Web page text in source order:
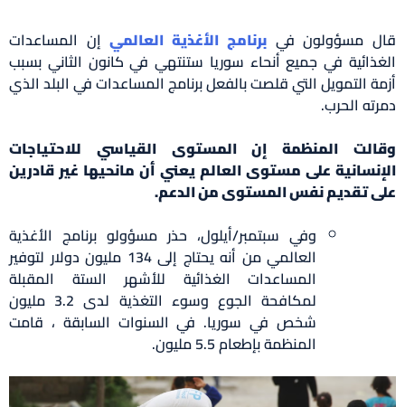
قال مسؤولون فيبرنامج الأغذية العالميإن المساعدات
الغذائية في جميع أنحاء سوريا ستنتهي في كانون الثاني بسبب
أزمة التمويل التي قلصت بالفعل برنامج المساعدات في البلد الذي
دمرته الحرب.
وقالت المنظمة إن المستوى القياسي للاحتياجات
الإنسانية على مستوى العالم يعني أن مانحيها غير قادرين
على تقديم نفس المستوى من الدعم.
وفي سبتمبر/أيلول، حذر مسؤولو برنامج الأغذية
العالمي من أنه يحتاج إلى 134 مليون دولار لتوفير
المساعدات الغذائية للأشهر الستة المقبلة
لمكافحة الجوع وسوء التغذية لدى 3.2 مليون
شخص في سوريا. في السنوات السابقة ، قامت
المنظمة بإطعام 5.5 مليون.